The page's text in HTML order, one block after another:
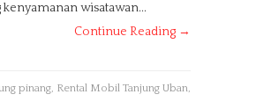
wisatawan...
Continue Reading →
pinang, Rental Mobil Tanjung Uban,